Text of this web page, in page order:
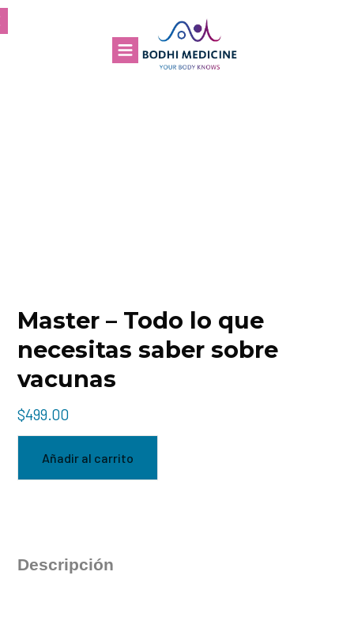
Master – Todo lo que
necesitas saber sobre
vacunas
$499.00
Añadir al carrito
Descripción